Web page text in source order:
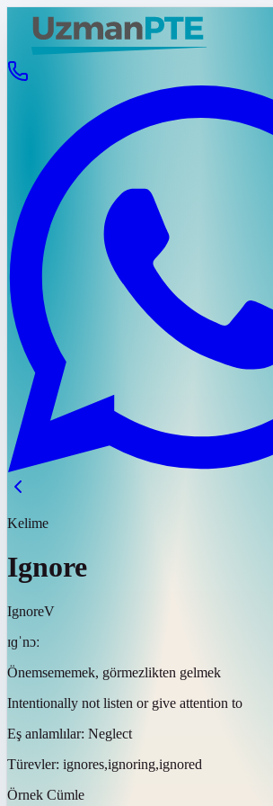
Kelime
Ignore
IgnoreV
ɪɡˈnɔː
Önemsememek, görmezlikten gelmek
Intentionally not listen or give attention to
Eş anlamlılar: Neglect
Türevler: ignores,ignoring,ignored
Örnek Cümle